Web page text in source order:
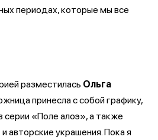
периодах, которые мы все
разместилась Ольга
принесла с собой графику,
серии «Поле алоэ», а также
авторские украшения. Пока я